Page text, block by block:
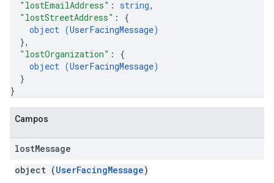
"lostEmailAddress" : string,
"lostStreetAddress" : {
object (UserFacingMessage)
},
"lostOrganization" : {
object (UserFacingMessage)
}
}
Campos
lostMessage
object (UserFacingMessage)